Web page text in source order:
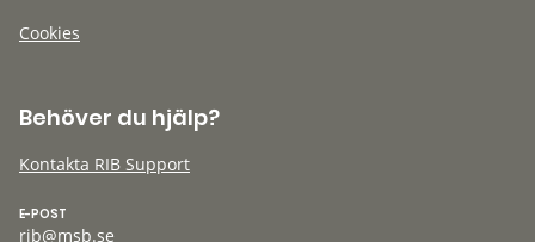
Cookies
Behöver du hjälp?
Kontakta RIB Support
E-POST
rib@msb.se